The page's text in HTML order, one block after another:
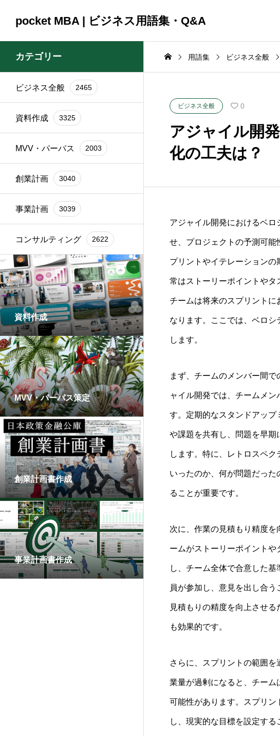
pocket MBA | ビジネス用語集・Q&A
資料作成
ン
2025.09.23
ブランド再構築の際に
関係者を巻き込むコツ
は？
2025.09.23
銀行交渉の一般的な期
間はどれくらいです
か？
カテゴリー
ビジネス全般 2465
資料作成 3325
MVV・パーパス 2003
創業計画 3040
事業計画 3039
コンサルティング 2622
資料作成
MVV・パーパス策定
創業計画書作成
事業計画書作成
用語集 ビジネス全般
ビジネス全般 0
アジャイル開
化の工夫は？
アジャイル開発におけるベ
せ、プロジェクトの予測可能
プリントやイテレーション
常はストーリーポイントやタ
チームは将来のスプリントに
なります。ここでは、ベロ
します。
まず、チームのメンバー間
ャイル開発では、チームメ
す。定期的なスタンドアッ
や課題を共有し、問題を早
します。特に、レトロスペ
いったのか、何が問題だっ
ることが重要です。
次に、作業の見積もり精度
ームがストーリーポイント
し、チーム全体で合意した
員が参加し、意見を出し合う
見積もりの精度を向上させ
も効果的です。
さらに、スプリントの範囲
業量が過剰になると、チーム
可能性があります。スプリン
し、現実的な目標を設定す